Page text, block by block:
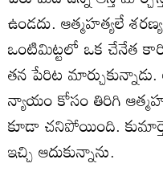
ఉండదు. ఆత్మహత్యలే
ఒంటిమిట్టలో ఒక చేనేత
తన పేరిట మార్చుకున్నాడు.
న్యాయం కోసం తిరిగి
కూడా చనిపోయింది.
ఇచ్చి ఆదుకున్నాను.